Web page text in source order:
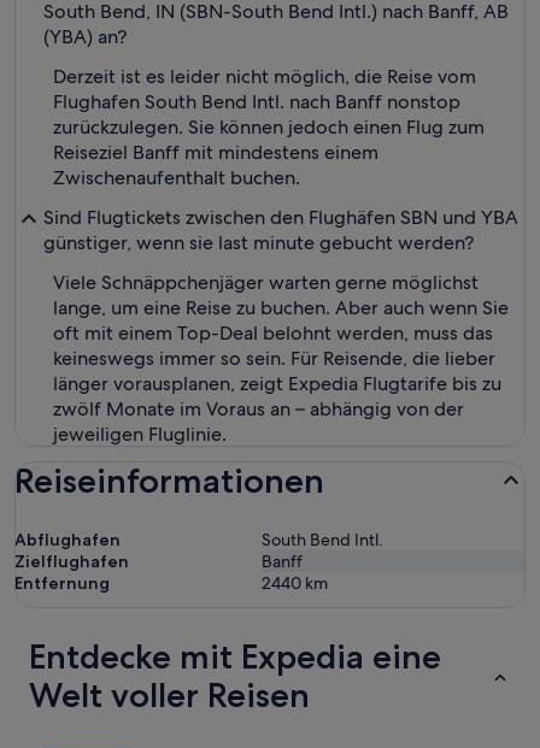
South Bend, IN (SBN-South Bend Intl.) nach Banff, AB
(YBA) an?
Derzeit ist es leider nicht möglich, die Reise vom
Flughafen South Bend Intl. nach Banff nonstop
zurückzulegen. Sie können jedoch einen Flug zum
Reiseziel Banff mit mindestens einem
Zwischenaufenthalt buchen.
Sind Flugtickets zwischen den Flughäfen SBN und YBA
günstiger, wenn sie last minute gebucht werden?
Viele Schnäppchenjäger warten gerne möglichst
lange, um eine Reise zu buchen. Aber auch wenn Sie
oft mit einem Top-Deal belohnt werden, muss das
keineswegs immer so sein. Für Reisende, die lieber
länger vorausplanen, zeigt Expedia Flugtarife bis zu
zwölf Monate im Voraus an – abhängig von der
jeweiligen Fluglinie.
Reiseinformationen
Abflughafen
South Bend Intl.
Zielflughafen
Banff
Entfernung
2440 km
Entdecke mit Expedia eine
Welt voller Reisen